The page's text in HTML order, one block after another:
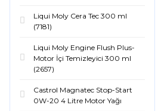
Liqui Moly Cera Tec 300 ml
(7181)
Liqui Moly Engine Flush Plus-
Motor İçi Temizleyici 300 ml
(2657)
Castrol Magnatec Stop-Start
0W-20 4 Litre Motor Yağı